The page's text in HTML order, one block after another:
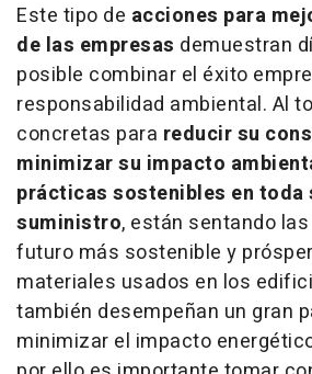
Este tipo de acciones para
de las empresas demuestran
posible combinar el éxito
responsabilidad ambiental. Al
concretas para reducir su
minimizar su impacto
prácticas sostenibles en toda
suministro, están sentando
futuro más sostenible y
materiales usados en los
también desempeñan un gran
minimizar el impacto